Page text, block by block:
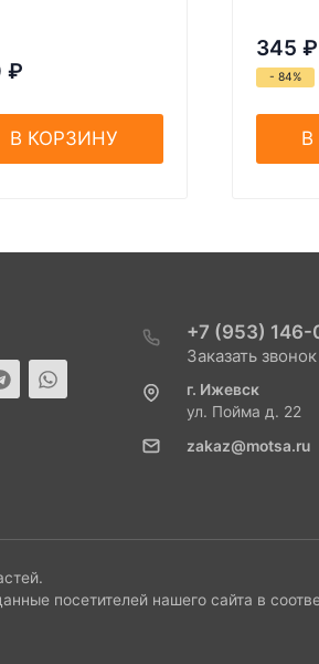
₽
В КОРЗИНУ
345 ₽
- 84%
В
+7 (953)
Заказать звонок
г. Ижевск
ул. Пойма д. 22
zakaz@motsa.ru
посетителей нашего сайта в